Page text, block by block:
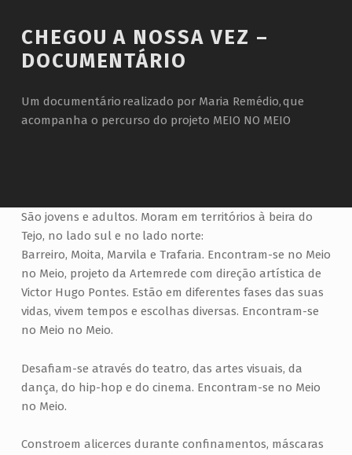
Introduction
CHEGOU A NOSSA VEZ –
DOCUMENTÁRIO
Um documentário realizado por Maria Remédio, que
acompanha o percurso do projeto MEIO NO MEIO
São jovens e adultos. Moram em territórios à beira do
Tejo, no lado sul e no lado norte:
Barreiro, Moita, Marvila e Trafaria. Encontram-se no Meio
no Meio, projeto da Artemrede com direção artística de
Victor Hugo Pontes. Estão em diferentes fases das suas
vidas, vivem tempos e escolhas diversas. Encontram-se
no Meio no Meio.
Desafiam-se através do teatro, das artes visuais, da
dança, do hip-hop e do cinema. Encontram-se no Meio
no Meio.
Constroem alicerces durante confinamentos, máscaras